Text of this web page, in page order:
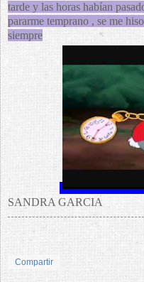
tarde y las horas habían
pararme temprano , se me
siempre
SANDRA GARCIA
Compartir